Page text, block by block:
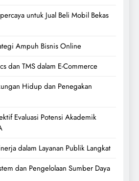
untuk Jual Beli Mobil Bekas
Ampuh Bisnis Online
dan TMS dalam E-Commerce
Hidup dan Penegakan
Evaluasi Potensi Akademik
dalam Layanan Publik Langkat
dan Pengelolaan Sumber Daya